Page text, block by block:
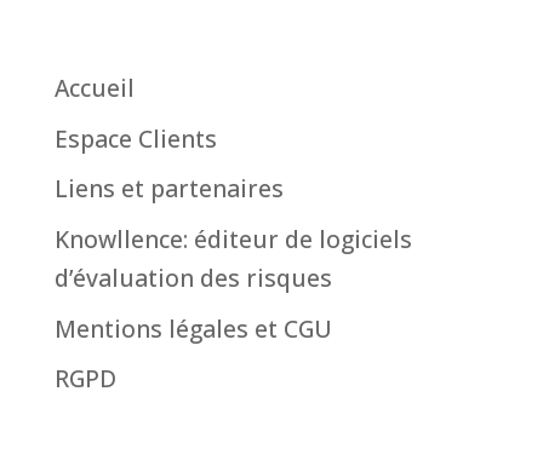
Accueil
Espace Clients
Liens et partenaires
Knowllence: éditeur de logiciels
d’évaluation des risques
Mentions légales et CGU
RGPD